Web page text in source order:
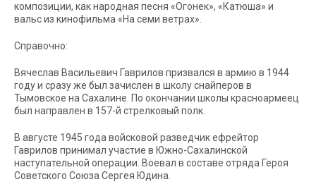
композиции, как народная песня «Огонек», «Катюша» и
вальс из кинофильма «На семи ветрах».
Справочно:
Вячеслав Васильевич Гаврилов призвался в армию в 1944
году и сразу же был зачислен в школу снайперов в
Тымовское на Сахалине. По окончании школы красноармеец
был направлен в 157-й стрелковый полк.
В августе 1945 года войсковой разведчик ефрейтор
Гаврилов принимал участие в Южно-Сахалинской
наступательной операции. Воевал в составе отряда Героя
Советского Союза Сергея Юдина.